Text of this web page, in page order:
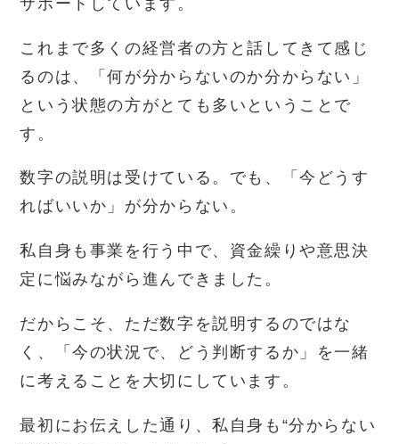
これまで多くの経営者の方と話してきて感じ
るのは、「何が分からないのか分からない」
という状態の方がとても多いということで
す。
数字の説明は受けている。でも、「今どうす
ればいいか」が分からない。
私自身も事業を行う中で、資金繰りや意思決
定に悩みながら進んできました。
だからこそ、ただ数字を説明するのではな
く、「今の状況で、どう判断するか」を一緒
に考えることを大切にしています。
最初にお伝えした通り、私自身も“分からない